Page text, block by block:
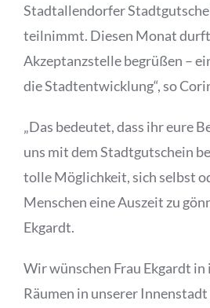
Stadtallendorfer
teilnimmt. Diesen Monat
Akzeptanzstelle begrüßen –
die Stadtentwicklung“, so
„Das bedeutet, dass ihr eure
uns mit dem Stadtgutschein
tolle Möglichkeit, sich selbst
Menschen eine Auszeit zu
Ekgardt.
Wir wünschen Frau Ekgardt in
Räumen in unserer